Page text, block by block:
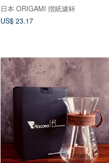
日本 ORIGAMI 摺紙濾杯
US$ 23.17